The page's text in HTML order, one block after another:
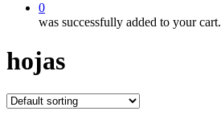
0
was successfully added to your cart.
hojas